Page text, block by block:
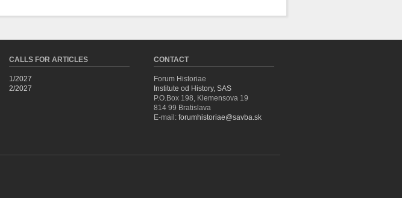
CALLS FOR ARTICLES
1/2027
2/2027
CONTACT
Forum Historiae
Institute od History, SAS
P.O.Box 198, Klemensova 19
814 99 Bratislava
E-mail: forumhistoriae@savba.sk